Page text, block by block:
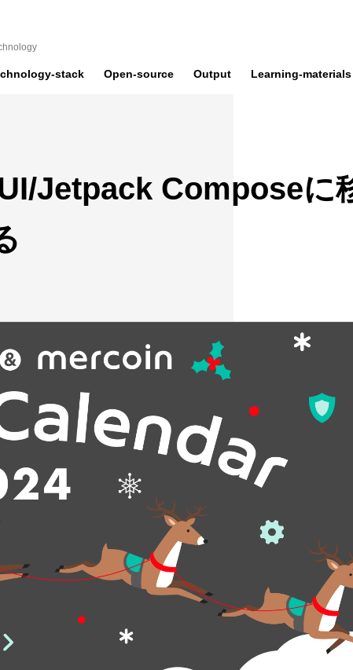
stack Open-source Output Learning-materials
Jetpack Composeに